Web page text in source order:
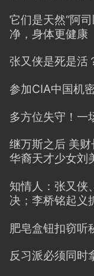
它们是天然“阿
净，身体更健康
张又侠是死是活
参加CIA中国机
多方位失守！一
继万斯之后 美财
华裔天才少女刘
知情人：张又侠
决；李桥铭起义
肥皂盒钮扣窃听
反习派必须同时